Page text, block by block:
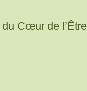
du Cœur de l’Être